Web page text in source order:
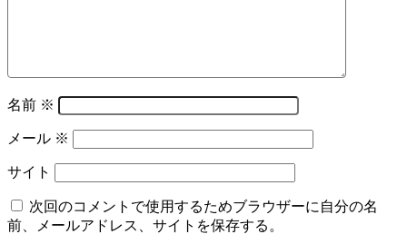
名前 ※
メール ※
サイト
次回のコメントで使用するためブラウザーに自分の名
前、メールアドレス、サイトを保存する。